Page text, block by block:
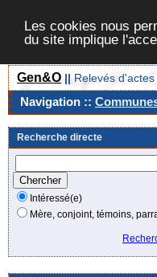
Les cookies nous
du site implique
Gen&O || Relevés
Navigation ::
Recherche directe
Intéressé(e)
Mère, conjoint, témoins,